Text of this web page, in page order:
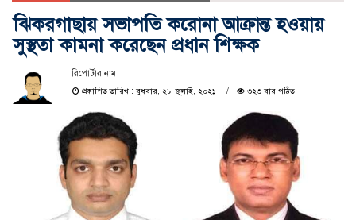
ঝিকরগাছায় সভাপতি করোনা আক্রান্ত হওয়ায়
সুস্থতা কামনা করেছেন প্রধান শিক্ষক
রিপোর্টার নাম
প্রকাশিত তারিখ : বুধবার, ২৮ জুলাই, ২০২১
৩২৩ বার পঠিত